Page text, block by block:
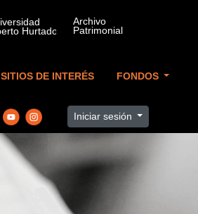
SITIOS DE INTERÉS FONDOS
Iniciar sesión